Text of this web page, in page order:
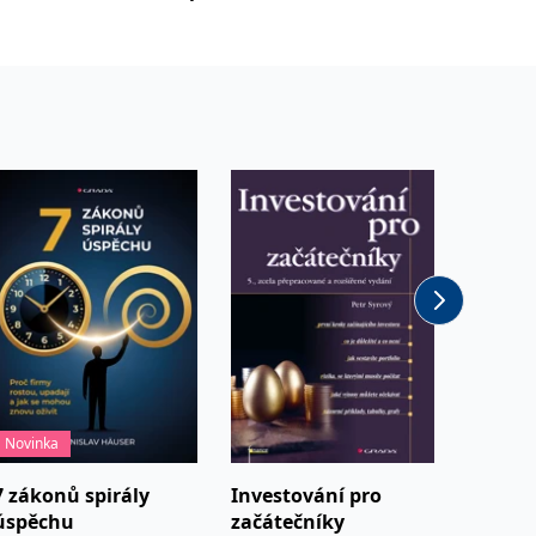
Novinka
zákonů spirály
Investování pro
začátečníky